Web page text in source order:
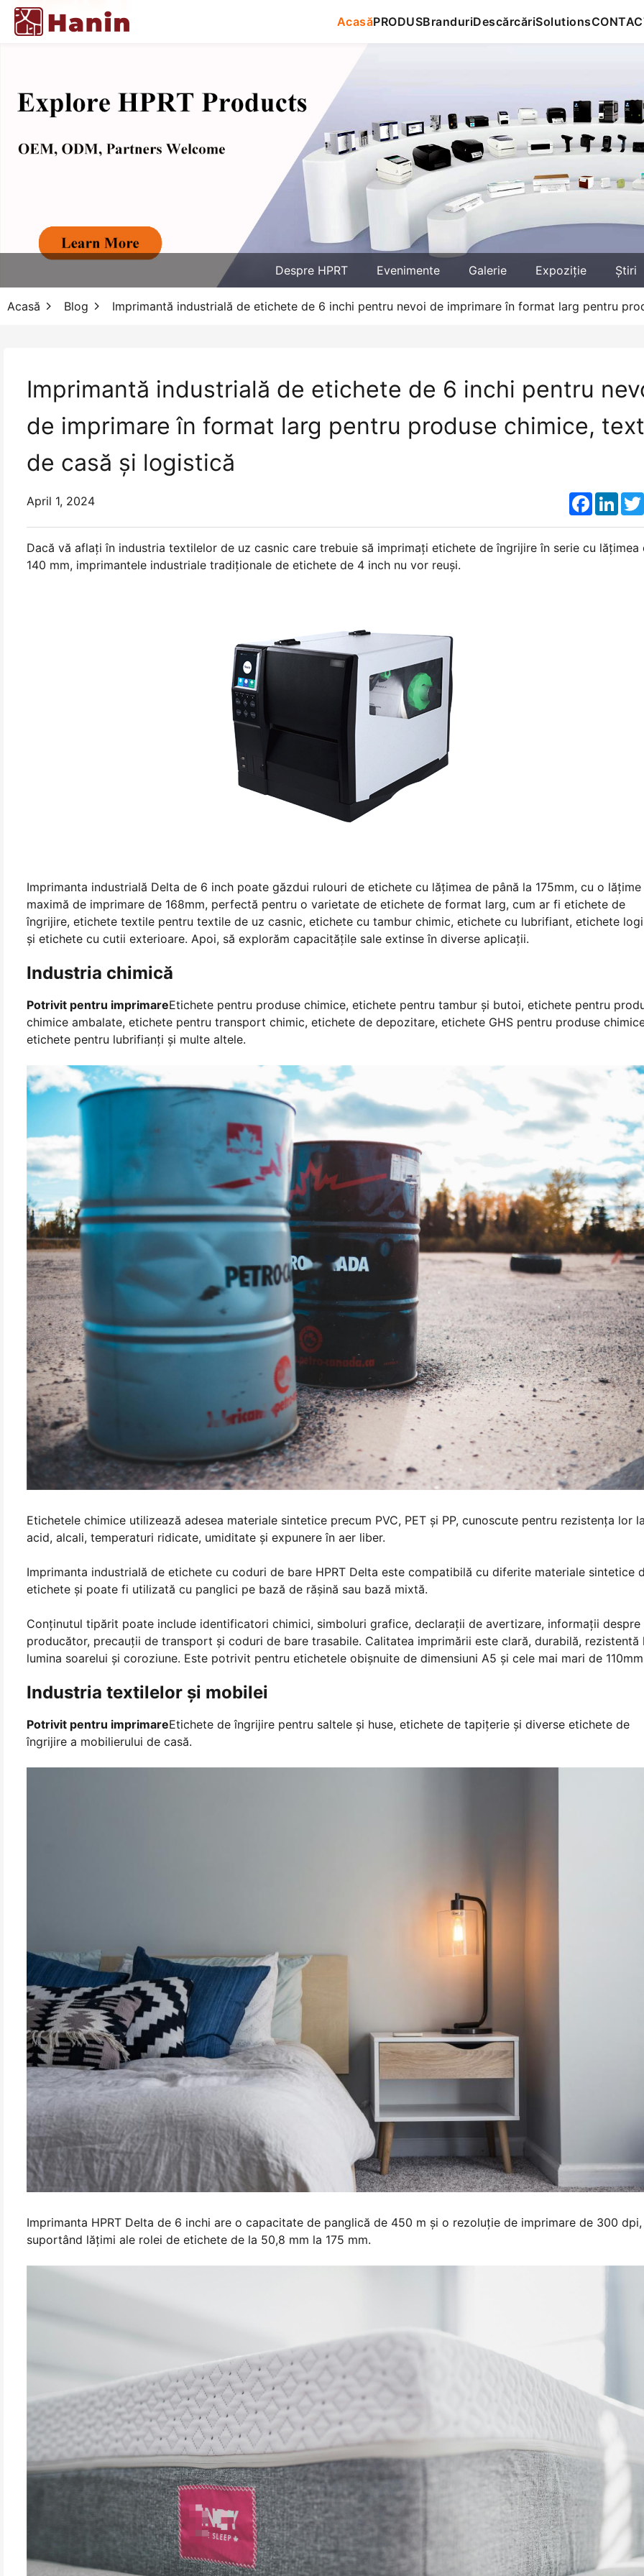
AcasăPRODUSBranduriDescărcăriSolutions
Despre HPRT Evenimente Galerie Expoziţie Știri
Acasă Blog Imprimantă industrială de etichete de 6 inchi pentru nevoi de imprimare în format larg pentru
Imprimantă industrială de etichete de 6 inchi pentru
de imprimare în format larg pentru produse chimice,
de casă și logistică
April 1, 2024
Dacă vă aflaţi în industria textilelor de uz casnic care trebuie să imprimaţi etichete de îngrijire în serie cu lăţimea
140 mm, imprimantele industriale tradiţionale de etichete de 4 inch nu vor reuşi.
Imprimanta industrială Delta de 6 inch poate găzdui rulouri de etichete cu lățimea de până la 175mm, cu o lățime
maximă de imprimare de 168mm, perfectă pentru o varietate de etichete de format larg, cum ar fi etichete de
îngrijire, etichete textile pentru textile de uz casnic, etichete cu tambur chimic, etichete cu lubrifiant, etichete
și etichete cu cutii exterioare. Apoi, să explorăm capacitățile sale extinse în diverse aplicații.
Industria chimică
Potrivit pentru imprimareEtichete pentru produse chimice, etichete pentru tambur și butoi, etichete pentru
chimice ambalate, etichete pentru transport chimic, etichete de depozitare, etichete GHS pentru produse
etichete pentru lubrifianți și multe altele.
Etichetele chimice utilizează adesea materiale sintetice precum PVC, PET și PP, cunoscute pentru rezistența lor
acid, alcali, temperaturi ridicate, umiditate și expunere în aer liber.
Imprimanta industrială de etichete cu coduri de bare HPRT Delta este compatibilă cu diferite materiale sintetice
etichete și poate fi utilizată cu panglici pe bază de rășină sau bază mixtă.
Conținutul tipărit poate include identificatori chimici, simboluri grafice, declarații de avertizare, informații despre
producător, precauții de transport și coduri de bare trasabile. Calitatea imprimării este clară, durabilă, rezistentă
lumina soarelui și coroziune. Este potrivit pentru etichetele obișnuite de dimensiuni A5 și cele mai mari de
Industria textilelor și mobilei
Potrivit pentru imprimareEtichete de îngrijire pentru saltele și huse, etichete de tapițerie și diverse etichete de
îngrijire a mobilierului de casă.
Imprimanta HPRT Delta de 6 inchi are o capacitate de panglică de 450 m şi o rezoluţie de imprimare de 300 dpi,
suportând lăţimi ale rolei de etichete de la 50,8 mm la 175 mm.